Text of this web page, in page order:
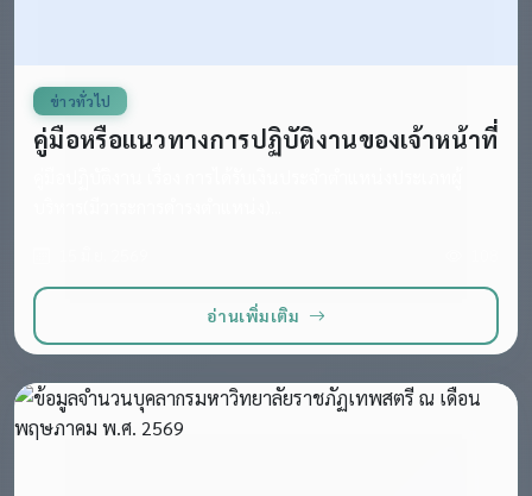
ข่าวทั่วไป
คู่มือหรือแนวทางการปฏิบัติงานของเจ้าหน้าที่
อ่านเพิ่มเติม